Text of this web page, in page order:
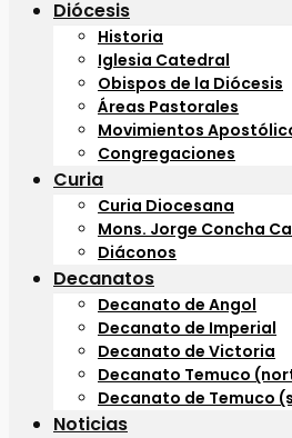
Diócesis
Historia
Iglesia Catedral
Obispos de la Diócesis
Áreas Pastorales
Movimientos
Congregaciones
Curia
Curia Diocesana
Mons. Jorge Concha
Diáconos
Decanatos
Decanato de Angol
Decanato de Imperial
Decanato de Victoria
Decanato Temuco
Decanato de Temuco
Noticias